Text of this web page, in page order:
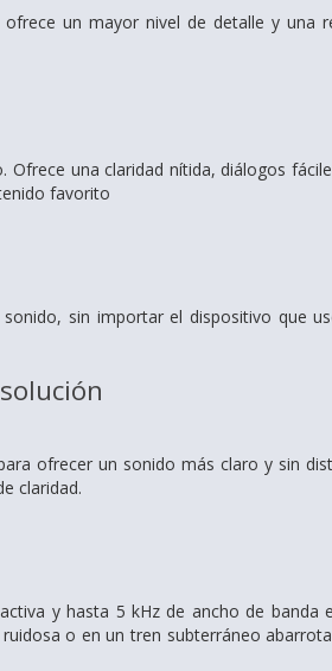
un mayor nivel de detalle y una
una claridad nítida, diálogos
favorito
sin importar el dispositivo que
ofrecer un sonido más claro y sin
claridad.
y hasta 5 kHz de ancho de banda
o en un tren subterráneo